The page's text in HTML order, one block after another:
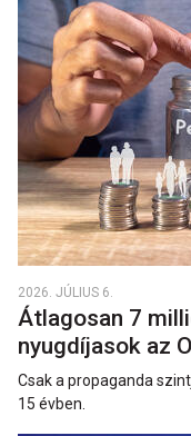
2026. JÚLIUS 6.
Átlagosan 7
nyugdíjasok az
Csak a propaganda
15 évben.